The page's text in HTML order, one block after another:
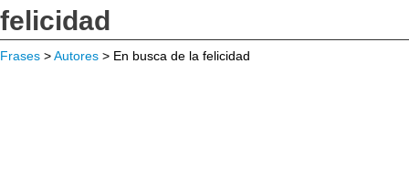
felicidad
Frases >Autores > En busca de la felicidad